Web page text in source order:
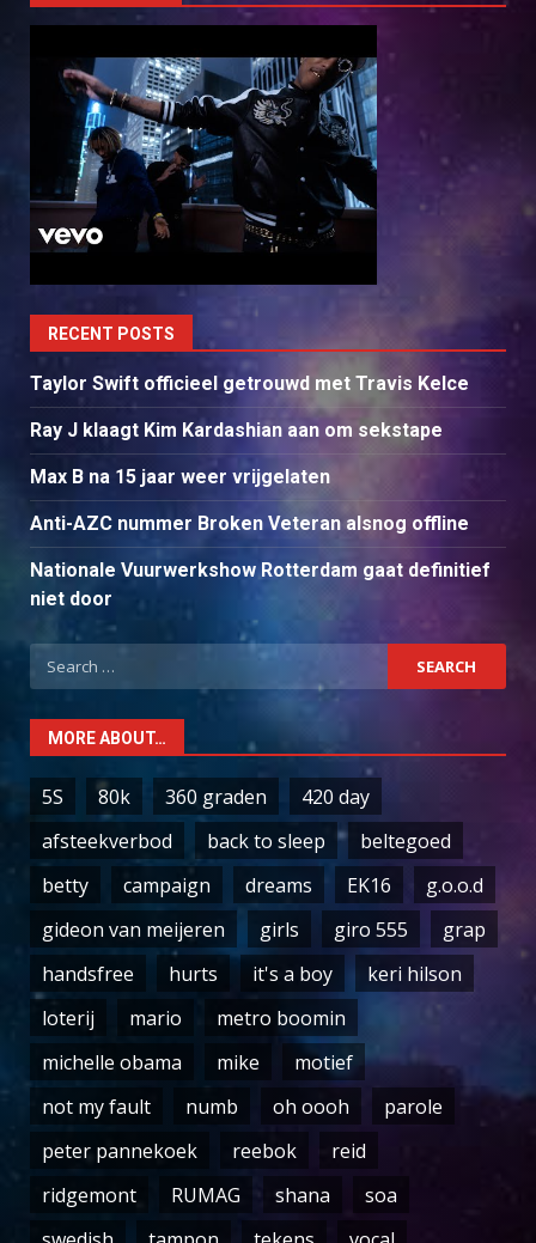
RECENT POSTS
Taylor Swift officieel getrouwd met Travis Kelce
Ray J klaagt Kim Kardashian aan om sekstape
Max B na 15 jaar weer vrijgelaten
Anti-AZC nummer Broken Veteran alsnog offline
Nationale Vuurwerkshow Rotterdam gaat definitief
niet door
Search
for:
MORE ABOUT…
5S 80k 360 graden
420 day
afsteekverbod
back to sleep
beltegoed
betty
campaign dreams EK16
g.o.o.d
gideon van meijeren
girls giro 555
grap
handsfree
hurts it's a boy
keri hilson
loterij
mario
metro boomin
michelle obama
mike
motief
not my fault
numb oh oooh
parole
peter pannekoek
reebok
reid
ridgemont
RUMAG shana
soa